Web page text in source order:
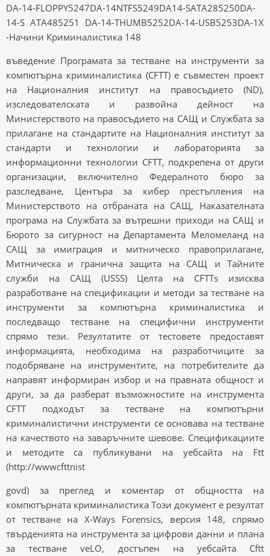
DA-14-FLOPPY5247DA-14NTFS5249DA14-SATA285250DA-
14-S ATA485251 DA-14-THUMB5252DA-14-USB5253DA-1X
-Начини Криминалистика 148
въведение Програмата за тестване на инструменти за
компютърна криминалистика (CFTT) е съвместен проект
на Националния институт на правосъдието (ND),
изследователската и развойна дейност на
Министерството на правосъдието на САЩ и Службата за
прилагане на стандартите на Националния институт за
стандарти и технологии и лабораторията за
информационни технологии CFTT, подкрепена от други
организации, включително Федералното бюро за
разследване, Центъра за кибер престъпления на
Министерството на отбраната на САЩ, Наказателната
програма на Службата за вътрешни приходи на САЩ и
Бюрото за сигурност на Департамента Меломеланд на
САЩ за имиграция и митническо правоприлагане,
Митническа и гранична защита на САЩ и Тайните
служби на САЩ (USSS) Целта на CFTTs изисква
разработване на спецификации и методи за тестване на
инструменти за компютърна криминалистика и
последващо тестване на специфични инструменти
спрямо тези. Резултатите от тестовете предоставят
информацията, необходима на разработчиците за
подобряване на инструментите, на потребителите да
направят информиран избор и на правната общност и
други, за да разберат възможностите на инструмента
CFTT подходът за тестване на компютърни
криминалистични инструменти се основава на тестване
на качеството на заваръчните шевове. Спецификациите
и методите са публикувани на уебсайта на Ftt
(http://wwwcfttnist
govd) за преглед и коментар от общността на
компютърната криминалистика Този документ е резултат
от тестване на X-Ways Forensics, версия 148, спрямо
твърденията на инструмента за цифрови данни и плана
за тестване veLO, достъпен на уебсайта Cftt